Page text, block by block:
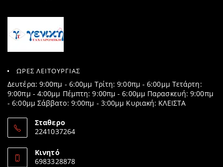
ΩΡΕΣ ΛΕΙΤΟΥΡΓΙΑΣ
Δευτέρα: 9:00πμ - 6:00μμ Τρίτη: 9:00πμ - 6:00μμ Τετάρτη:
9:00πμ - 4:00μμ Πέμπτη: 9:00πμ - 6:00μμ Παρασκευή: 9:00πμ
- 6:00μμ Σάββατο: 9:00πμ - 3:00μμ Κυριακή: ΚΛΕΙΣΤΑ
Σταθερο
2241037264
in
your
Κινητό
6983328878